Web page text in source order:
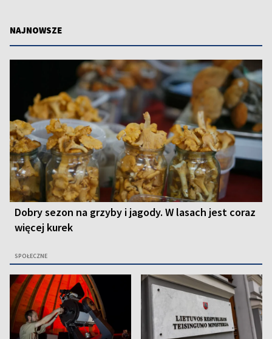
NAJNOWSZE
Dobry sezon na grzyby i jagody. W lasach jest coraz
więcej kurek
SPOŁECZNE